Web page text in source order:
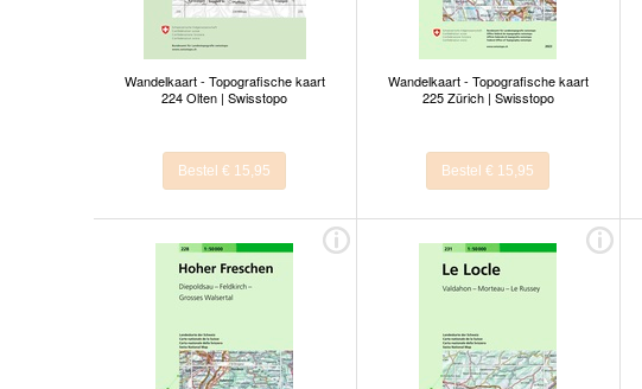
Wandelkaart - Topografische kaart
224 Olten | Swisstopo
Bestel € 15,95
Wandelkaart - Topografische kaart
225 Zürich | Swisstopo
Bestel € 15,95